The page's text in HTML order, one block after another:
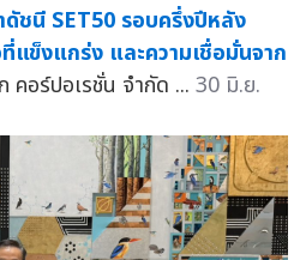
ดัชนี SET50 รอบครึ่งปีหลัง
แข็งแกร่ง และความเชื่อมั่นจาก
อร์ปอเรชั่น จำกัด ... 30 มิ.ย.